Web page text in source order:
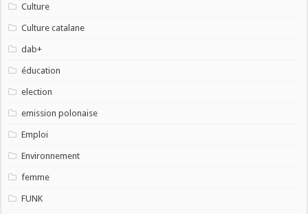
Culture
Culture catalane
dab+
éducation
election
emission polonaise
Emploi
Environnement
femme
FUNK